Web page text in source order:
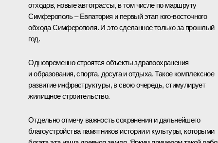
отходов, новые автотрассы, в том числе по маршруту
Симферополь – Евпатория и первый этап юго-восточного
обхода Симферополя. И это сделанное только за прошлый
год.
Одновременно строятся объекты здравоохранения
и образования, спорта, досуга и отдыха. Такое комплексное
развитие инфраструктуры, в свою очередь, стимулирует
жилищное строительство.
Отдельно отмечу важность сохранения и дальнейшего
благоустройства памятников истории и культуры, которыми